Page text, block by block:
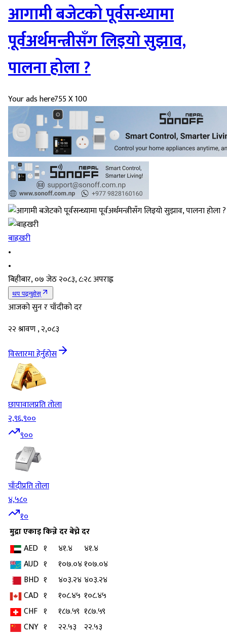
आगामी बजेटको पूर्वसन्ध्यामा
पूर्वअर्थमन्त्रीसँग लिइयो सुझाव,
पालना होला ?
Your ads here755 X 100
बाह्रखरी
•
•
बिहीबार, ०७ जेठ २०८३, ८:२८ अपराह्न
थप पढ्नुहोस्
आजको सुन र चाँदीको दर
२२ श्रावण , २,०८३
विस्तारमा हेर्नुहोस
छापावालप्रति तोला
२,९६,९००
९००
चाँदीप्रति तोला
४,५८०
१०
मुद्राएकाइकिन्ने दरबेच्ने दर
AED १ ४१.४
४१.४
AUD १ १०७.०४१०७.०४
BHD १ ४०३.२४ ४०३.२४
CAD १ १०८.४५ १०८.४५
CHF १ १८७.५९ १८७.५९
CNY १ २२.५३
२२.५३